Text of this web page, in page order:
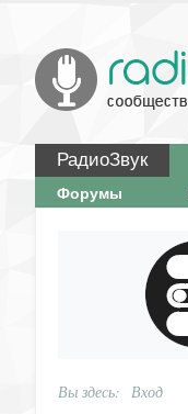
РадиоЗвук
Форумы
Вы здесь: Вход